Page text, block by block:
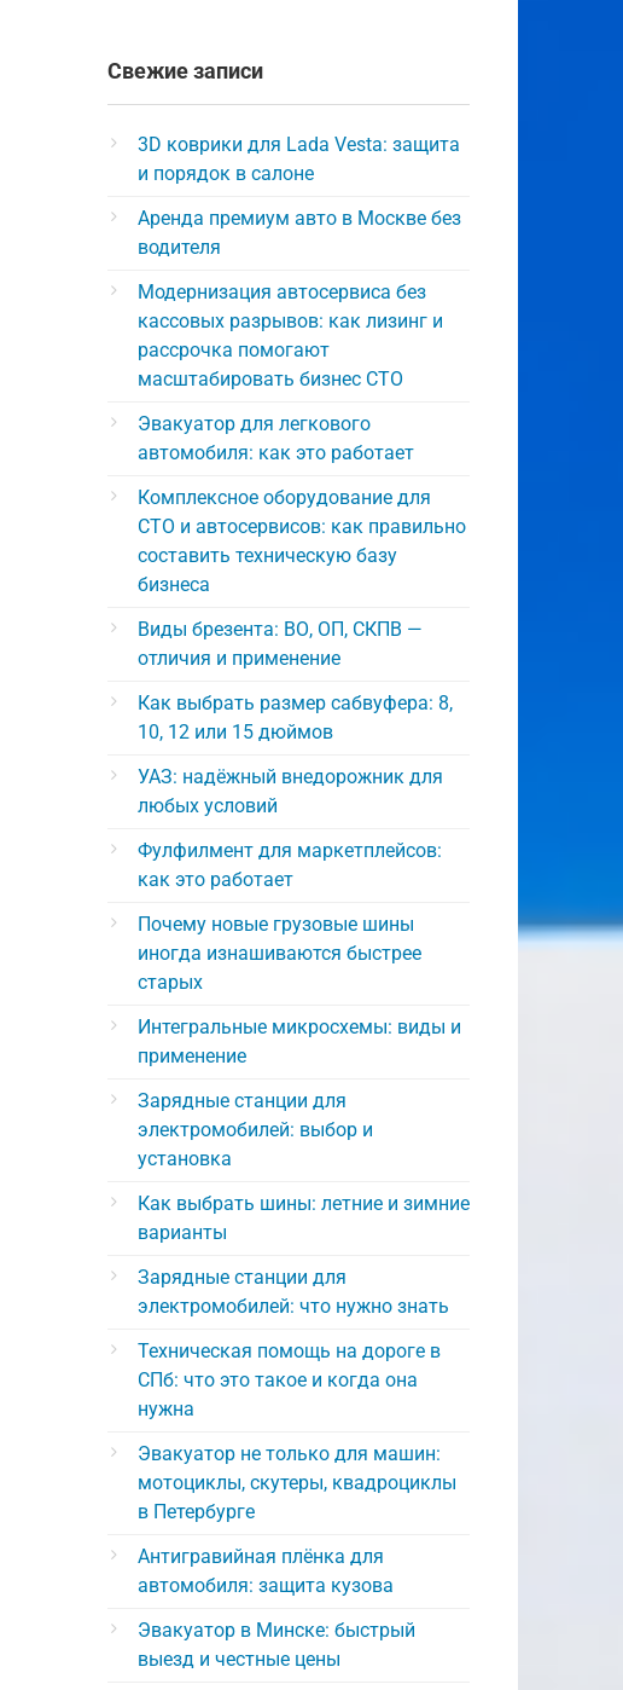
Свежие записи
3D коврики для Lada Vesta: защита
и порядок в салоне
Аренда премиум авто в Москве без
водителя
Модернизация автосервиса без
кассовых разрывов: как лизинг и
рассрочка помогают
масштабировать бизнес СТО
Эвакуатор для легкового
автомобиля: как это работает
Комплексное оборудование для
СТО и автосервисов: как правильно
составить техническую базу
бизнеса
Виды брезента: ВО, ОП, СКПВ —
отличия и применение
Как выбрать размер сабвуфера: 8,
10, 12 или 15 дюймов
УАЗ: надёжный внедорожник для
любых условий
Фулфилмент для маркетплейсов:
как это работает
Почему новые грузовые шины
иногда изнашиваются быстрее
старых
Интегральные микросхемы: виды и
применение
Зарядные станции для
электромобилей: выбор и
установка
Как выбрать шины: летние и зимние
варианты
Зарядные станции для
электромобилей: что нужно знать
Техническая помощь на дороге в
СПб: что это такое и когда она
нужна
Эвакуатор не только для машин:
мотоциклы, скутеры, квадроциклы
в Петербурге
Антигравийная плёнка для
автомобиля: защита кузова
Эвакуатор в Минске: быстрый
выезд и честные цены